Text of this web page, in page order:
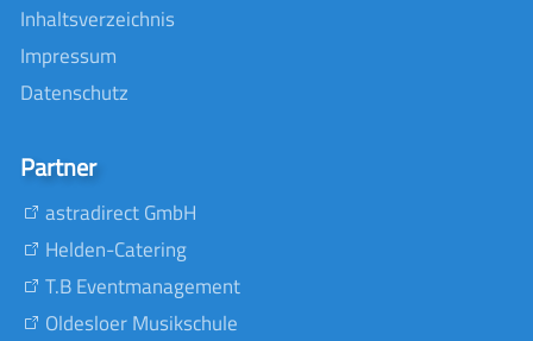
Inhaltsverzeichnis
Impressum
Datenschutz
Partner
astradirect GmbH
Helden-Catering
T.B Eventmanagement
Oldesloer Musikschule